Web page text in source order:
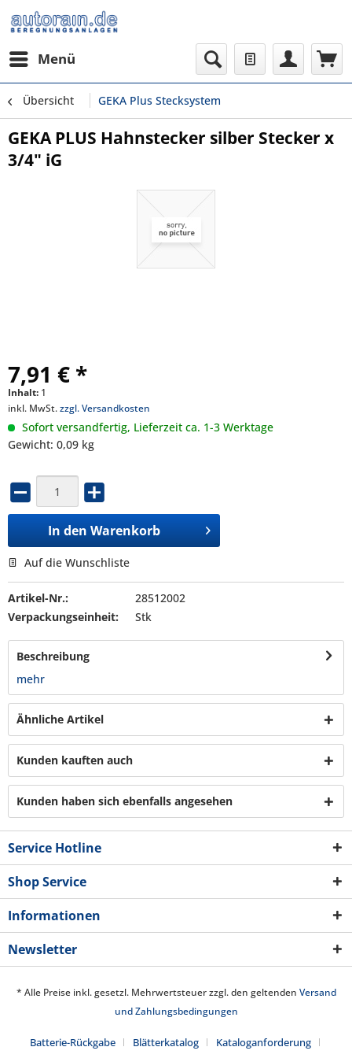
Menü
Übersicht GEKA Plus Stecksystem
GEKA PLUS Hahnstecker silber Stecker x
3/4" iG
7,91 € *
Inhalt: 1
inkl. MwSt.zzgl. Versandkosten
Sofort versandfertig, Lieferzeit ca. 1-3 Werktage
Gewicht: 0,09 kg
In den Warenkorb
Auf die Wunschliste
Artikel-Nr.:
28512002
Verpackungseinheit:
Stk
Beschreibung
mehr
Ähnliche Artikel
Kunden kauften auch
Kunden haben sich ebenfalls angesehen
Service Hotline
Shop Service
Informationen
Newsletter
* Alle Preise inkl. gesetzl. Mehrwertsteuer zzgl. den geltenden Versand
und Zahlungsbedingungen
Batterie-Rückgabe Blätterkatalog Kataloganforderung